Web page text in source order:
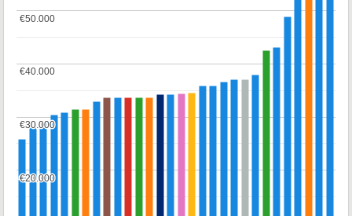
€20.000
€20.000
€30.000
€30.000
€40.000
€40.000
€50.000
€50.000